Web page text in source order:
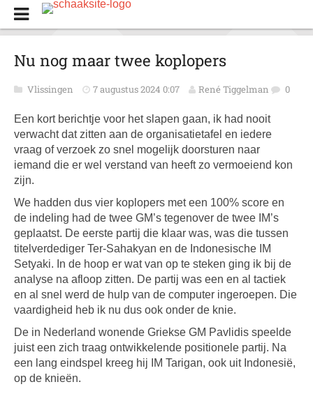
Nu nog maar twee koplopers
Vlissingen 7 augustus 2024 0:07 René Tiggelman 0
Een kort berichtje voor het slapen gaan, ik had nooit
verwacht dat zitten aan de organisatietafel en iedere
vraag of verzoek zo snel mogelijk doorsturen naar
iemand die er wel verstand van heeft zo vermoeiend kon
zijn.
We hadden dus vier koplopers met een 100% score en
de indeling had de twee GM’s tegenover de twee IM’s
geplaatst. De eerste partij die klaar was, was die tussen
titelverdediger Ter-Sahakyan en de Indonesische IM
Setyaki. In de hoop er wat van op te steken ging ik bij de
analyse na afloop zitten. De partij was een en al tactiek
en al snel werd de hulp van de computer ingeroepen. Die
vaardigheid heb ik nu dus ook onder de knie.
De in Nederland wonende Griekse GM Pavlidis speelde
juist een zich traag ontwikkelende positionele partij. Na
een lang eindspel kreeg hij IM Tarigan, ook uit Indonesië,
op de knieën.